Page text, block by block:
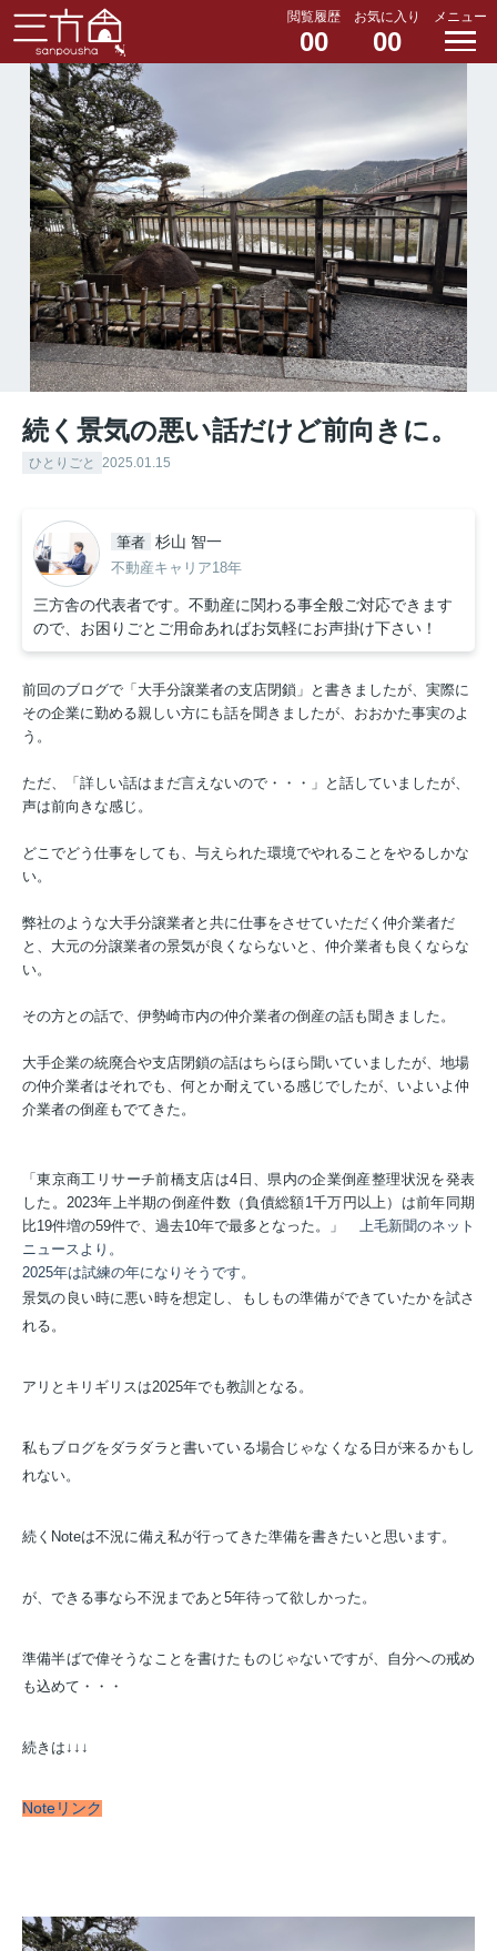
閲覧履歴
00
お気に入り
00
メニュー
続く景気の悪い話だけど前向きに。
ひとりごと 2025.01.15
筆者 杉山 智一
不動産キャリア18年
三方舎の代表者です。不動産に関わる事全般ご対応できます
ので、お困りごとご用命あればお気軽にお声掛け下さい！
前回のブログで「大手分譲業者の支店閉鎖」と書きましたが、実際に
その企業に勤める親しい方にも話を聞きましたが、おおかた事実のよ
う。
ただ、「詳しい話はまだ言えないので・・・」と話していましたが、
声は前向きな感じ。
どこでどう仕事をしても、与えられた環境でやれることをやるしかな
い。
弊社のような大手分譲業者と共に仕事をさせていただく仲介業者だ
と、大元の分譲業者の景気が良くならないと、仲介業者も良くならな
い。
その方との話で、伊勢崎市内の仲介業者の倒産の話も聞きました。
大手企業の統廃合や支店閉鎖の話はちらほら聞いていましたが、地場
の仲介業者はそれでも、何とか耐えている感じでしたが、いよいよ仲
介業者の倒産もでてきた。
「東京商工リサーチ前橋支店は4日、県内の企業倒産整理状況を発表
した。2023年上半期の倒産件数（負債総額1千万円以上）は前年同期
比19件増の59件で、過去10年で最多となった。」 上毛新聞のネット
ニュースより。
2025年は試練の年になりそうです。
景気の良い時に悪い時を想定し、もしもの準備ができていたかを試さ
れる。
アリとキリギリスは2025年でも教訓となる。
私もブログをダラダラと書いている場合じゃなくなる日が来るかもし
れない。
続くNoteは不況に備え私が行ってきた準備を書きたいと思います。
が、できる事なら不況まであと5年待って欲しかった。
準備半ばで偉そうなことを書けたものじゃないですが、自分への戒め
も込めて・・・
続きは↓↓↓
Noteリンク